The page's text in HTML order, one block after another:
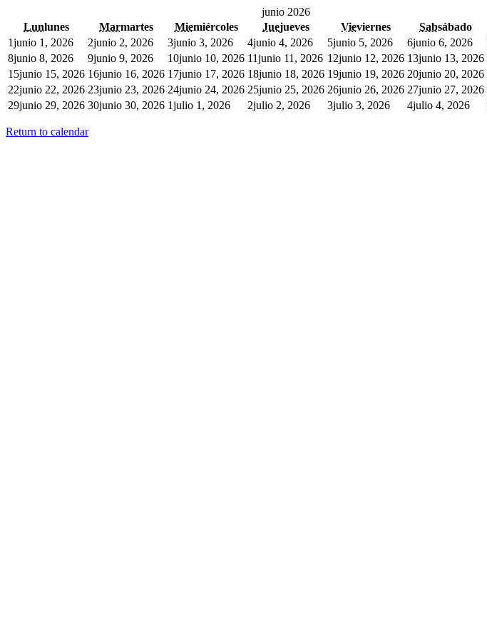
junio 2026
Lunlunes Marmartes Miemiércoles Juejueves Vieviernes Sabsábado
1junio 1, 2026 2junio 2, 2026 3junio 3, 2026 4junio 4, 2026 5junio 5, 2026 6junio 6, 2026
8junio 8, 2026 9junio 9, 2026 10junio 10, 2026 11junio 11, 2026 12junio 12, 2026 13junio 13, 2026
15junio 15, 2026 16junio 16, 2026 17junio 17, 2026 18junio 18, 2026 19junio 19, 2026 20junio 20, 2026
22junio 22, 2026 23junio 23, 2026 24junio 24, 2026 25junio 25, 2026 26junio 26, 2026 27junio 27, 2026
29junio 29, 2026 30junio 30, 2026 1julio 1, 2026 2julio 2, 2026 3julio 3, 2026 4julio 4, 2026
Return to calendar